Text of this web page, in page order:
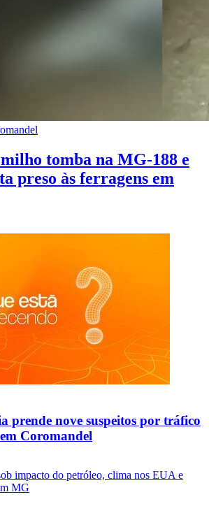
tomba na MG-188 e
preso às ferragens em
prende nove suspeitos por tráfico
Coromandel